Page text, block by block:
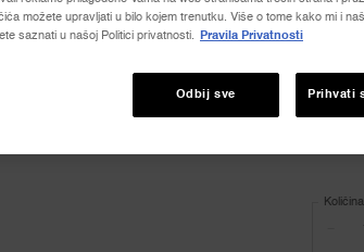
za
Količina
možete upravljati u bilo kojem trenutku. Više o tome kako mi i
saznati u našoj Politici privatnosti.
Pravila Privatnosti
Odbij sve Prihvati